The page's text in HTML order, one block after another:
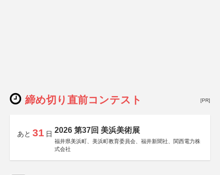
締め切り直前コンテスト [PR]
あと 31 日 2026 第37回 美浜美術展
福井県美浜町、美浜町教育委員会、福井新聞社、関西電力株
式会社